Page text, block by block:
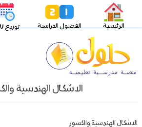
الرئيسية الفصول الدراسية توزيع ١٤٤٧
الاشكال الهندسية
الاشكال الهندسية والكسور